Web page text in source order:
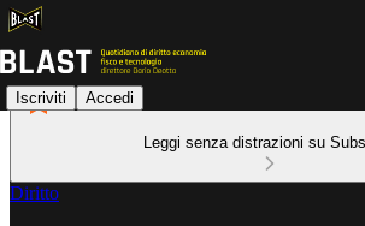
Iscriviti Accedi
Leggi senza distrazioni su
Diritto